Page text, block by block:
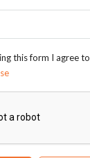
this form I agree to